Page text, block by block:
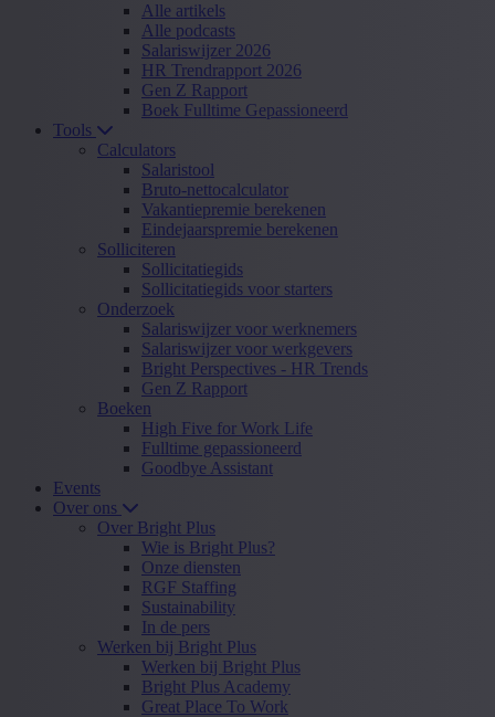
Alle artikels
Alle podcasts
Salariswijzer 2026
HR Trendrapport 2026
Gen Z Rapport
Boek Fulltime Gepassioneerd
Tools
Calculators
Salaristool
Bruto-nettocalculator
Vakantiepremie berekenen
Eindejaarspremie berekenen
Solliciteren
Sollicitatiegids
Sollicitatiegids voor starters
Onderzoek
Salariswijzer voor werknemers
Salariswijzer voor werkgevers
Bright Perspectives - HR Trends
Gen Z Rapport
Boeken
High Five for Work Life
Fulltime gepassioneerd
Goodbye Assistant
Events
Over ons
Over Bright Plus
Wie is Bright Plus?
Onze diensten
RGF Staffing
Sustainability
In de pers
Werken bij Bright Plus
Werken bij Bright Plus
Bright Plus Academy
Great Place To Work